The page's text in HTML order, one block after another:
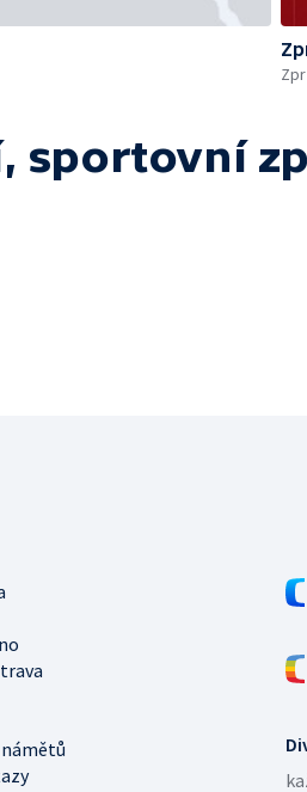
sportovní